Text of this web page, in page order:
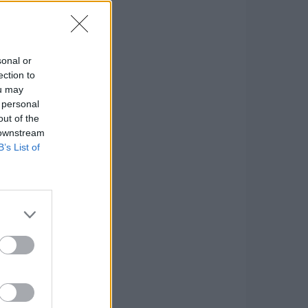
or
to
may
of the
List of